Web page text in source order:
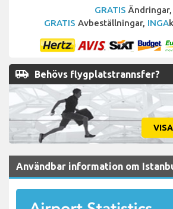
GRATIS Ändringar,
GRATIS Avbeställningar, INGA
airport_shuttle Behövs flygplatstrannsfer?
Användbar information om